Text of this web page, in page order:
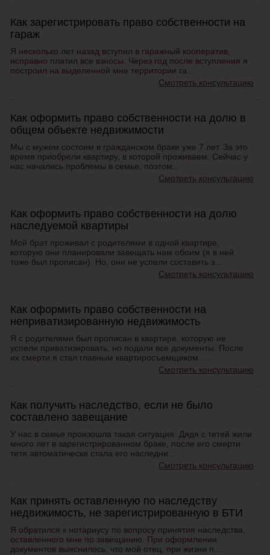
Как зарегистрировать право собственности на
гараж
Я несколько лет назад вступил в гаражный кооператив,
исправно платил все взносы. Через год после вступления я
построил на выделенной мне территории га...
Смотреть консультацию
Как оформить право собственности на долю в
общем объекте недвижимости
Мы с мужем состоим в гражданском браке уже 7 лет. За это
время приобрели квартиру, в которой проживаем. Сейчас у
нас начались проблемы в семье, поэтом...
Смотреть консультацию
Как оформить право собственности на долю
наследуемой квартиры
Мой брат проживал с родителями в одной квартире,
которую они планировали завещать нам обоим (я в ней
тоже был прописан). Но, они не успели составить з...
Смотреть консультацию
Как оформить право собственности на
неприватизированную недвижимость
Я с родителями был прописан в квартире, которую не
успели приватизировать, но подали все документы. После
их смерти я стал главным квартиросъемщиком. ...
Смотреть консультацию
Как получить наследство, если не было
составлено завещание
У нас в семье произошла такая ситуация. Дядя с тетей жили
много лет в зарегистрированном браке, после его смерти
тетя автоматически стала его наследни...
Смотреть консультацию
Как принять оставленную по наследству
недвижимость, не зарегистрированную в БТИ
Я обратился к нотариусу по вопросу принятия наследства,
оставленного мне по завещанию. При оформлении
документов выяснилось, что мой отец, при жизни п...